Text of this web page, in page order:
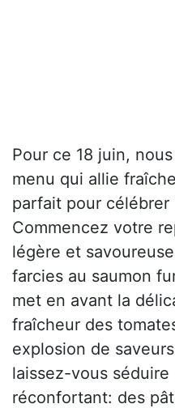
Pour ce 18 juin,
menu qui allie
parfait pour
Commencez votre
légère et
farcies au saumon
met en avant la
fraîcheur des
explosion de
laissez-vous
réconfortant: des